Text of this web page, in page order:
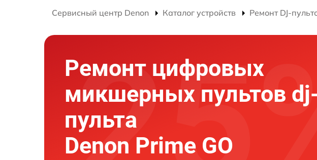
Сервисный центр Denon Каталог устройств Ремонт DJ-
Ремонт цифровых
микшерных пультов
пульта
Denon Prime GO